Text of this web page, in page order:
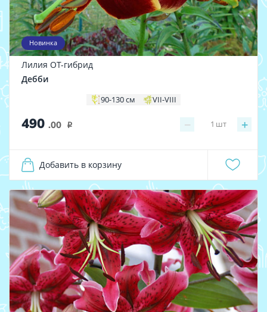
Новинка
Лилия ОТ-гибрид
Дебби
90-130 см VII-VIII
490 .00 i − +
1 шт
Добавить в корзину